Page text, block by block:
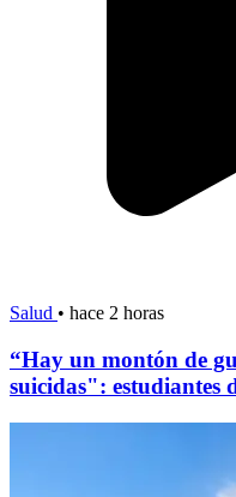
Salud • hace 2 horas
“Hay un montón de
suicidas": estudiantes